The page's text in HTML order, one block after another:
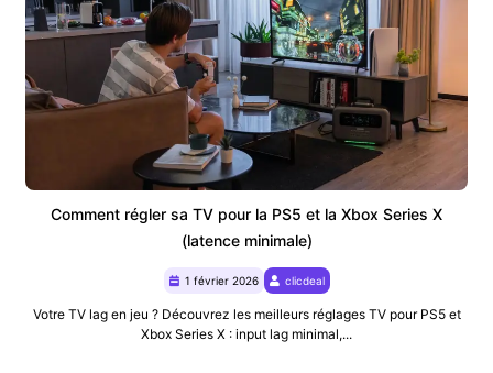
Comment régler sa TV pour la PS5 et la Xbox Series X
(latence minimale)
1 février 2026 clicdeal
Votre TV lag en jeu ? Découvrez les meilleurs réglages TV pour PS5 et
Xbox Series X : input lag minimal,...